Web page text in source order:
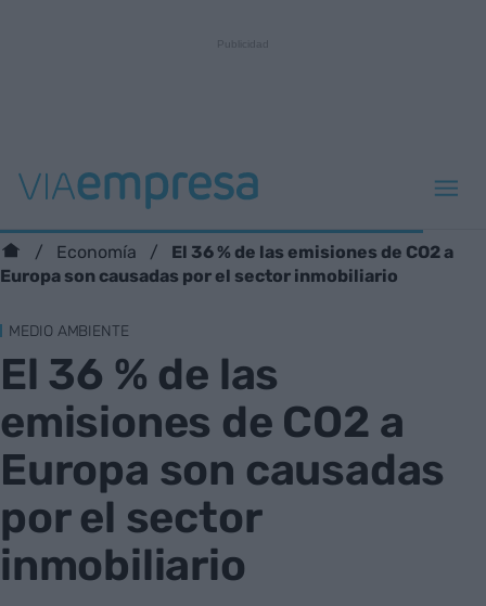
Economía
El 36 % de las emisiones de CO2 a
Europa son causadas por el sector inmobiliario
MEDIO AMBIENTE
El 36 % de las
emisiones de CO2 a
Europa son causadas
por el sector
inmobiliario